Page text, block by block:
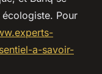
Pour
a-savoir-